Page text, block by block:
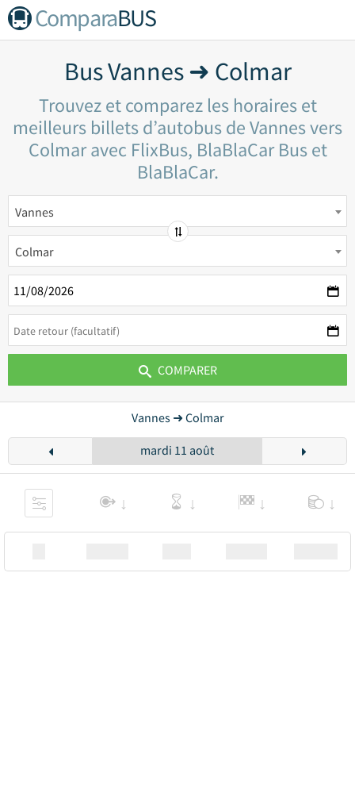
ComparaBUS
Bus Vannes ➜ Colmar
Trouvez et comparez les horaires et
meilleurs billets d’autobus de Vannes vers
Colmar avec FlixBus, BlaBlaCar Bus et
BlaBlaCar.
Vannes
Colmar
COMPARER
Vannes ➜ Colmar
mardi 11 août